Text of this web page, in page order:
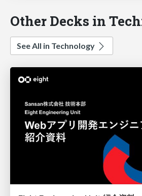
Other Decks in
See All in Technology